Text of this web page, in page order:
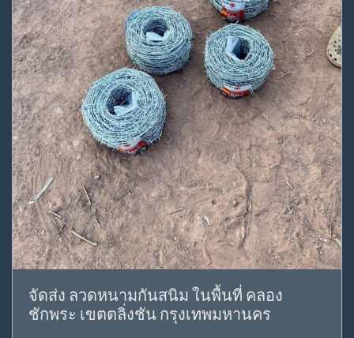
จัดส่ง ลวดหนามกันสนิม ในพื้นที่ คลอง
ชักพระ เขตตลิ่งชัน กรุงเทพมหานคร